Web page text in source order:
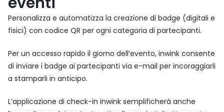
Personalizza e automatizza la creazione di badge (digitali e
fisici) con codice QR per ogni categoria di partecipanti.
Per un accesso rapido il giorno dell’evento, inwink consente
di inviare i badge ai partecipanti via e-mail per incoraggiarli
a stamparli in anticipo.
L’applicazione di check-in inwink semplificherà anche